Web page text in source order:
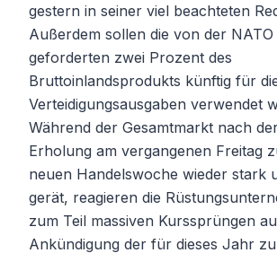
gestern in seiner viel beachteten
Außerdem sollen die von der NATO
geforderten zwei Prozent des
Bruttoinlandsprodukts künftig für
Verteidigungsausgaben verwendet
Während der Gesamtmarkt nach
Erholung am vergangenen Freitag
neuen Handelswoche wieder stark
gerät, reagieren die
zum Teil massiven Kurssprüngen
Ankündigung der für dieses Jahr